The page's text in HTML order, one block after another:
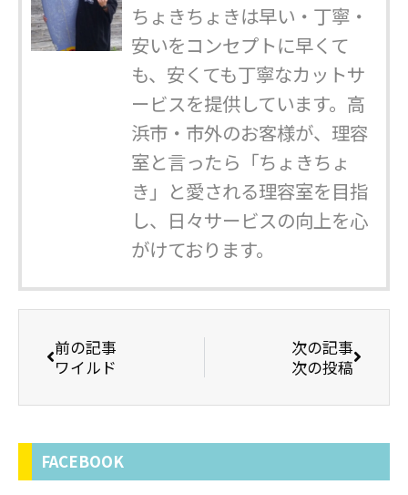
ちょきちょきは早い・丁寧・
安いをコンセプトに早くて
も、安くても丁寧なカットサ
ービスを提供しています。高
浜市・市外のお客様が、理容
室と言ったら「ちょきちょ
き」と愛される理容室を目指
し、日々サービスの向上を心
がけております。
前の記事
ワイルド
次の記事
次の投稿
FACEBOOK